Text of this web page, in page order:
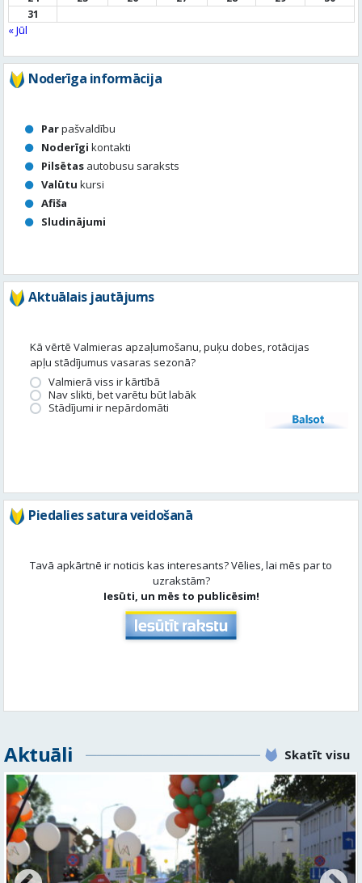
31
« Jūl
Noderīga informācija
Parpašvaldību
Noderīgi kontakti
Pilsētas autobusu saraksts
Valūtu kursi
Afiša
Sludinājumi
Aktuālais jautājums
Kā vērtē Valmieras apzaļumošanu, puķu dobes, rotācijas
apļu stādījumus vasaras sezonā?
Valmierā viss ir kārtībā
Nav slikti, bet varētu būt labāk
Stādījumi ir nepārdomāti
Balsot
Piedalies satura veidošanā
Tavā apkārtnē ir noticis kas interesants? Vēlies, lai mēs par to
uzrakstām?
Iesūti, un mēs to publicēsim!
Aktuāli Skatīt visu